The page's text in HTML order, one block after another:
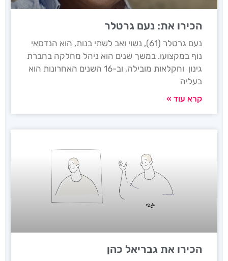
הכירו את: נעם גרטלר
נעם גרטלר (61), נשוי ואב לשתי בנות, הוא הנדסאי
נוף במקצועו. במשך שנים הוא ניהל מחלקה בחברת
גינון וחקלאות מובילה, וב-16 השנים האחרונות הוא
בעליה
קרא עוד »
הכירו את גבריאל כהן